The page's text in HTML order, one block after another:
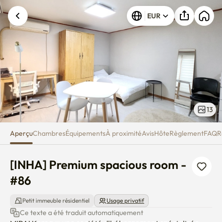
[INHA] Premium spacious
EUR
13
AperçuChambresÉquipementsÀ proximitéAvisHôteRèglementFAQ
[INHA] Premium spacious room -
#86
Petit immeuble résidentiel Usage privatif
Ce texte a été traduit automatiquement